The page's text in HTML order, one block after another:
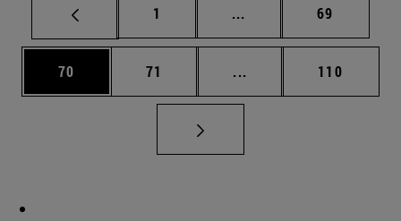
Página
1 ... Páginas intermedias
Página
69
Página
70 Página
71 ... Páginas intermedias
Página
110